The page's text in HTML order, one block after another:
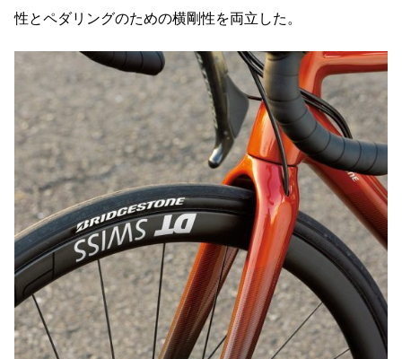
性とペダリングのための横剛性を両立した。